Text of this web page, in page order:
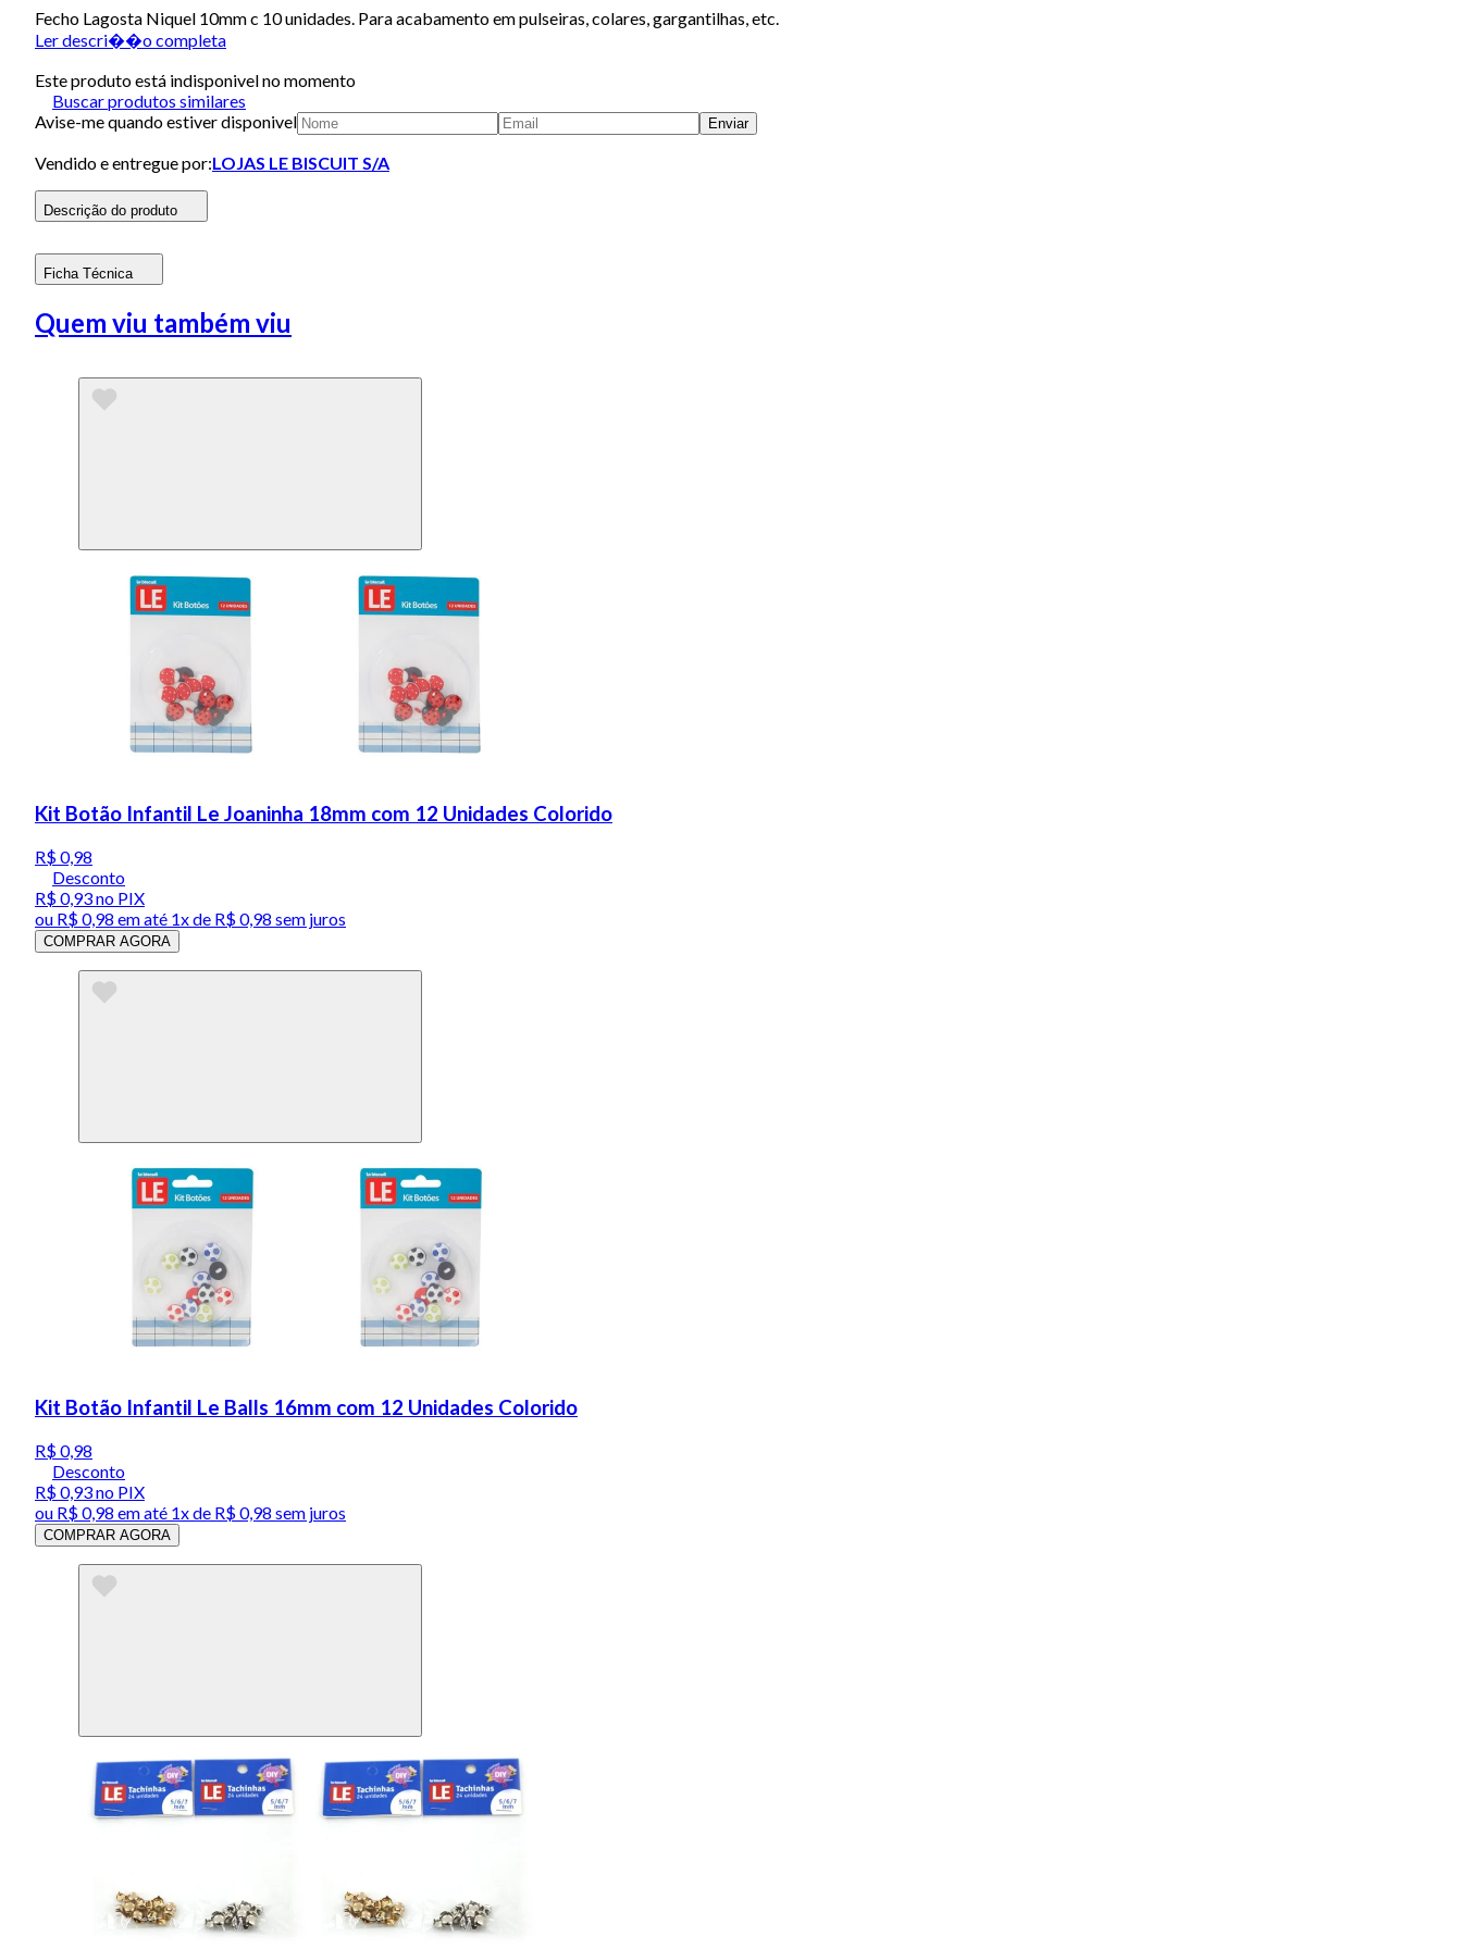
Fecho Lagosta Niquel 10mm c 10 unidades. Para acabamento em pulseiras, colares, gargantilhas, etc.
Ler descri��o completa
Este produto está indisponivel no momento
Buscar produtos similares
Avise-me quando estiver disponivel
Enviar
Vendido e entregue por:LOJAS LE BISCUIT S/A
Descrição do produto
Ficha Técnica
Quem viu também viu
Kit Botão Infantil Le Joaninha 18mm com 12 Unidades Colorido
R$ 0,98
Desconto
R$ 0,93no PIX
ou R$ 0,98 em até 1x de R$ 0,98 sem juros
COMPRAR AGORA
Kit Botão Infantil Le Balls 16mm com 12 Unidades Colorido
R$ 0,98
Desconto
R$ 0,93no PIX
ou R$ 0,98 em até 1x de R$ 0,98 sem juros
COMPRAR AGORA